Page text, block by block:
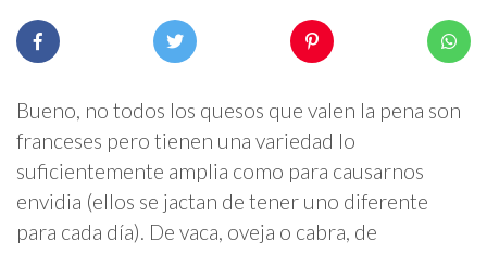
Bueno, no todos los quesos que valen la pena son
franceses pero tienen una variedad lo
suficientemente amplia como para causarnos
envidia (ellos se jactan de tener uno diferente
para cada día). De vaca, oveja o cabra, de